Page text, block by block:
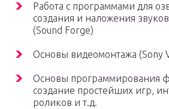
Работа с программами для
создания и наложения
(Sound Forge)
Основы видеомонтажа (Sony
Основы программирования
создание простейших игр,
роликов и т.д.